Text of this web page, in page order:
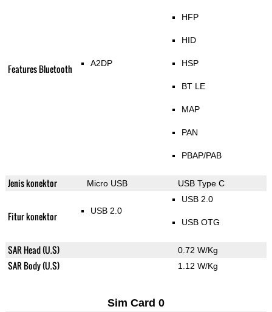
Features Bluetooth A2DP
HFP
HID
HSP
BT LE
MAP
PAN
PBAP/PAB
Jenis konektor Micro USB USB Type C
Fitur konektor USB 2.0
USB 2.0
USB OTG
SAR Head (U.S) 0.72 W/Kg
SAR Body (U.S) 1.12 W/Kg
Sim Card 0